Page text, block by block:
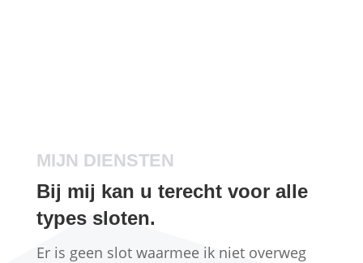
MIJN DIENSTEN
Bij mij kan u terecht voor alle
types sloten.
Er is geen slot waarmee ik niet overweg